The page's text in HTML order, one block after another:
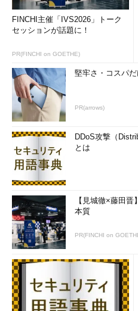
FINCHI主催「IVS2026」トーク
セッションが話題に！
PR(FINCHI on GOETHE)
堅牢さ・コスパ
PR(arrows)
DDoS攻撃（
とは
【見城徹×藤田
本質
PR(FINCHI on